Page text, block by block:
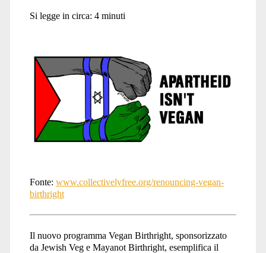
Si legge in circa: 4 minuti
Fonte: www.collectivelyfree.org/renouncing-vegan-
birthright
Il nuovo programma Vegan Birthright, sponsorizzato
da Jewish Veg e Mayanot Birthright, esemplifica il